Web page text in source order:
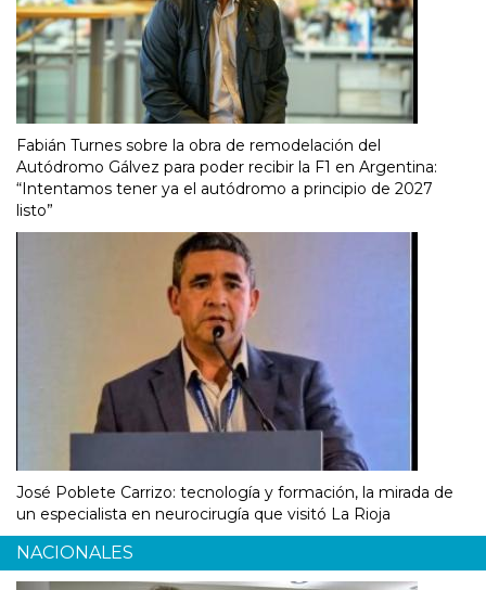
Fabián Turnes sobre la obra de remodelación del
Autódromo Gálvez para poder recibir la F1 en Argentina:
“Intentamos tener ya el autódromo a principio de 2027
listo”
José Poblete Carrizo: tecnología y formación, la mirada de
un especialista en neurocirugía que visitó La Rioja
NACIONALES